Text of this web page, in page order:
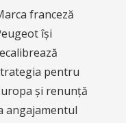
franceză
își
pentru
și renunță
angajamentul